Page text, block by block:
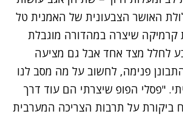
האושר הצבעונית של האמנית טל
קרמיקה שיצרה במהדורה מוגבלת
לחלל מצד אחד אבל גם מציעה
פנימה, לחשוב על מה מסב לנו
"פסלי הפופ שיצרתי הם עוד דרך
ביקורת על תרבות הצריכה המערבית